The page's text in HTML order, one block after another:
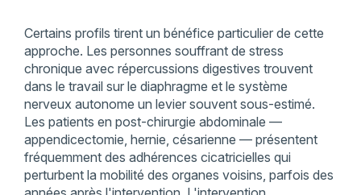
Certains profils tirent un bénéfice particulier de cette
approche. Les personnes souffrant de stress
chronique avec répercussions digestives trouvent
dans le travail sur le diaphragme et le système
nerveux autonome un levier souvent sous-estimé.
Les patients en post-chirurgie abdominale —
appendicectomie, hernie, césarienne — présentent
fréquemment des adhérences cicatricielles qui
perturbent la mobilité des organes voisins, parfois des